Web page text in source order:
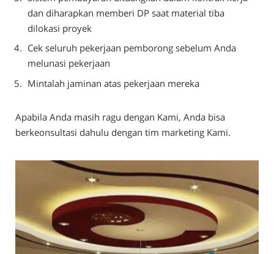
dan diharapkan memberi DP saat material tiba
dilokasi proyek
Cek seluruh pekerjaan pemborong sebelum Anda
melunasi pekerjaan
Mintalah jaminan atas pekerjaan mereka
Apabila Anda masih ragu dengan Kami, Anda bisa
berkeonsultasi dahulu dengan tim marketing Kami.